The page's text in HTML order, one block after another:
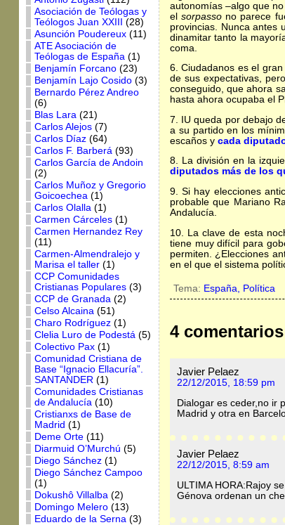
Asociación de Teólogas y
Teólogos Juan XXIII
(28)
Asunción Poudereux(11)
ATE Asociación de
Teólogas de España(1)
Benjamín Forcano(23)
Benjamín Lajo Cosido(3)
Bernardo Pérez Andreo
(6)
Blas Lara(21)
Carlos Alejos(7)
Carlos Díaz(64)
Carlos F. Barberá(93)
Carlos García de Andoin
(2)
Carlos Muñoz y Gregorio
Goicoechea(1)
Carlos Olalla(1)
Carmen Cárceles(1)
Carmen Hernandez Rey
(11)
Carmen-Almendralejo y
Marisa el taller(1)
CCP Comunidades
Cristianas Populares(3)
CCP de Granada(2)
Celso Alcaina(51)
Charo Rodríguez(1)
Clelia Luro de Podestá(5)
Colectivo Pax(1)
Comunidad Cristiana de
Base “Ignacio Ellacuría”.
SANTANDER(1)
Comunidades Cristianas
de Andalucía(10)
Cristianxs de Base de
Madrid (1)
Deme Orte(11)
Diarmuid O’Murchú (5)
Diego Sánchez(1)
Diego Sánchez Campoo
(1)
Dokushô Villalba(2)
Domingo Melero(13)
Eduardo de la Serna(3)
autonomías –algo que
el sorpassono parece
provincias. Nunca antes
dinamitar tanto la
coma.
6. Ciudadanos es el
de sus expectativas,
conseguido, que ahora
hasta ahora ocupaba el
7. IU queda por debajo
a su partido en los
escaños y cada
8. La división en la
diputados más de los
9. Si hay elecciones
probable que Mariano
Andalucía.
10. La clave de esta
tiene muy difícil para
permiten. ¿Elecciones
en el que el sistema
Tema: España, Política
4 comentarios
Javier Pelaez
22/12/2015, 18:59 pm
Dialogar es ceder,no ir
Madrid y otra en
Javier Pelaez
22/12/2015, 8:59 am
ULTIMA HORA:Rajoy
Génova ordenan un